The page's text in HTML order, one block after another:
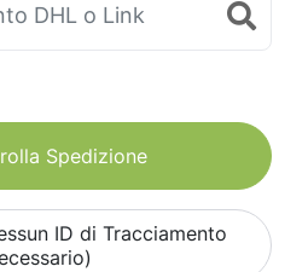
Spedizione
ID di Tracciamento